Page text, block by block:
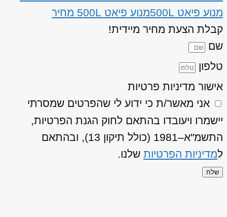
מנוע פיאט 500L
מנוע פיאט 500L מחיר
קבלת הצעת מחיר מיידית!
שם
טלפון
אישור מדיניות פרטיות
אני מאשר/ת כי ידוע לי שהפרטים שמסרתי
יישמרו ויעובדו בהתאם לחוק הגנת הפרטיות,
התשמ"א–1981 (כולל תיקון 13), ובהתאם
למדיניות הפרטיות שלנו.
שלח